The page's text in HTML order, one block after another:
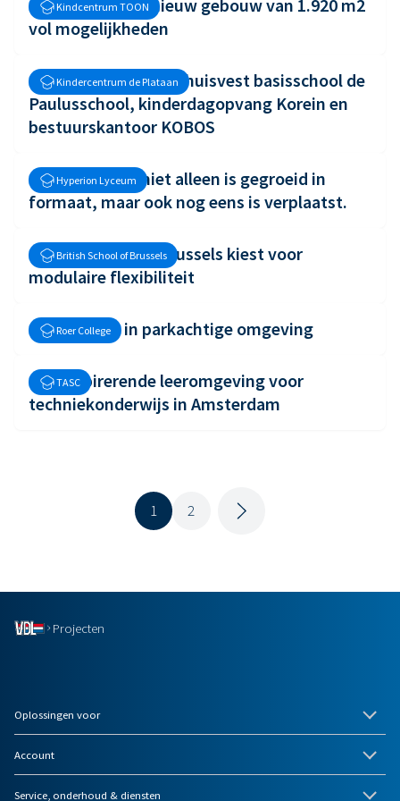
Kindcentrum TOON
Een spiksplinternieuw gebouw van 1.920 m2
vol mogelijkheden
Kindercentrum de Plataan
Nieuw Kindcentrum huisvest basisschool de
Paulusschool, kinderdagopvang Korein en
bestuurskantoor KOBOS
Hyperion Lyceum
Een school die niet alleen is gegroeid in
formaat, maar ook nog eens is verplaatst.
British School of Brussels
British School of Brussels kiest voor
modulaire flexibiliteit
Roer College
Nieuwbouw in parkachtige omgeving
TASC
Een inspirerende leeromgeving voor
techniekonderwijs in Amsterdam
1 2
Projecten
Oplossingen voor
Account
Service, onderhoud & diensten